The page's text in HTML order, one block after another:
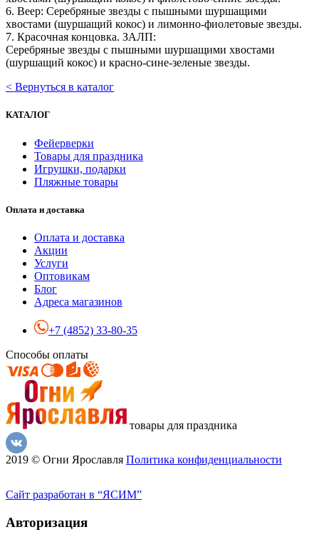
6. Веер: Серебряные звезды с пышными шуршащими
хвостами (шуршащий кокос) и лимонно-фиолетовые звезды.
7. Красочная концовка. ЗАЛП:
Серебряные звезды с пышными шуршащими хвостами
(шуршащий кокос) и красно-сине-зеленые звезды.
< Вернуться в каталог
КАТАЛОГ
Фейерверки
Товары для праздника
Игрушки, подарки
Пляжные товары
Оплата и доставка
Оплата и доставка
Акции
Услуги
Оптовикам
Блог
Адреса магазинов
+7 (4852) 33-80-35
Способы оплаты
товары для праздника
2019 © Огни Ярославля Политика конфиденциальности
Сайт разработан в “ЯСИМ”
Авторизация